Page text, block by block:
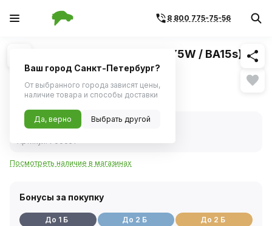
8 800 775-75-56
1/1 Похожие
Лампа 24V 5W (габариты) (RY5W / BA15s)
желтая (KRAFT)
17 ₽
В наличии
Посмотреть наличие в магазинах
Бонусы за покупку
До 1 Б
До 2 Б
До 2 Б
Ваш город Санкт-Петербург?
От выбранного города зависят цены,
наличие товара и способы доставки
Да, верно Выбрать другой